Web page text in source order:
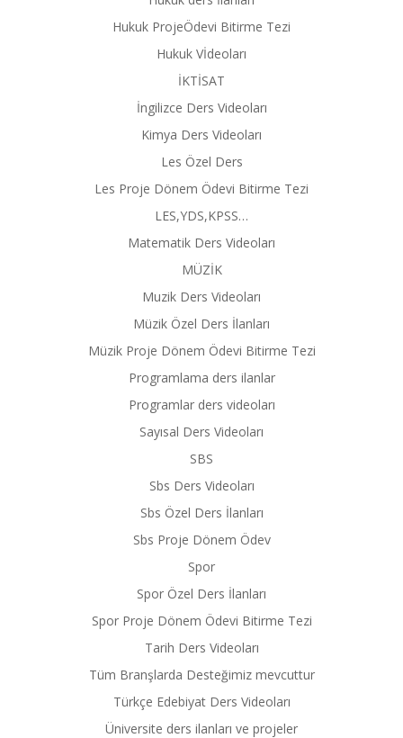
Hukuk ProjeÖdevi Bitirme Tezi
Hukuk Vİdeoları
İKTİSAT
İngilizce Ders Videoları
Kimya Ders Videoları
Les Özel Ders
Les Proje Dönem Ödevi Bitirme Tezi
LES,YDS,KPSS…
Matematik Ders Videoları
MÜZİK
Muzik Ders Videoları
Müzik Özel Ders İlanları
Müzik Proje Dönem Ödevi Bitirme Tezi
Programlama ders ilanlar
Programlar ders videoları
Sayısal Ders Videoları
SBS
Sbs Ders Videoları
Sbs Özel Ders İlanları
Sbs Proje Dönem Ödev
Spor
Spor Özel Ders İlanları
Spor Proje Dönem Ödevi Bitirme Tezi
Tarih Ders Videoları
Tüm Branşlarda Desteğimiz mevcuttur
Türkçe Edebiyat Ders Videoları
Üniversite ders ilanları ve projeler